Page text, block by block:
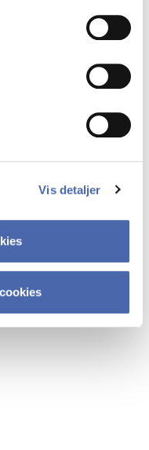
Vis detaljer
mig
og